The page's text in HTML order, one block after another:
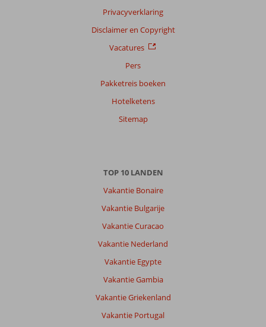
Privacyverklaring
Disclaimer en Copyright
Vacatures
Pers
Pakketreis boeken
Hotelketens
Sitemap
TOP 10 LANDEN
Vakantie Bonaire
Vakantie Bulgarije
Vakantie Curacao
Vakantie Nederland
Vakantie Egypte
Vakantie Gambia
Vakantie Griekenland
Vakantie Portugal